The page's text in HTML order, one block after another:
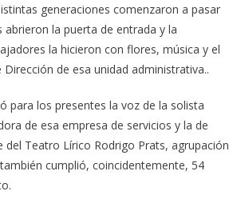
generaciones comenzaron a pasar
abrieron la puerta de entrada y la
la hicieron con flores, música y el
de esa unidad administrativa..
para los presentes la voz de la solista
de esa empresa de servicios y la de
del Teatro Lírico Rodrigo Prats, agrupación
cumplió, coincidentemente, 54